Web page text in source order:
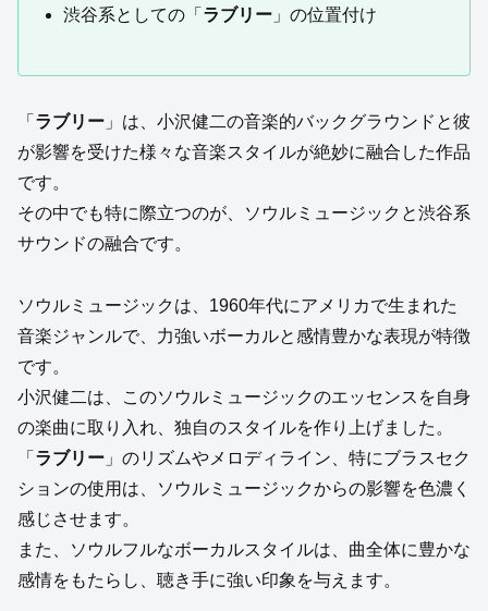
渋谷系としての「 ラブリー 」の位置付け
「 ラブリー 」は、小沢健二の音楽的バックグラウンドと彼
が影響を受けた様々な音楽スタイルが絶妙に融合した作品
です。
その中でも特に際立つのが、ソウルミュージックと渋谷系
サウンドの融合です。
ソウルミュージックは、1960年代にアメリカで生まれた
音楽ジャンルで、力強いボーカルと感情豊かな表現が特徴
です。
小沢健二は、このソウルミュージックのエッセンスを自身
の楽曲に取り入れ、独自のスタイルを作り上げました。
「 ラブリー 」のリズムやメロディライン、特にブラスセク
ションの使用は、ソウルミュージックからの影響を色濃く
感じさせます。
また、ソウルフルなボーカルスタイルは、曲全体に豊かな
感情をもたらし、聴き手に強い印象を与えます。